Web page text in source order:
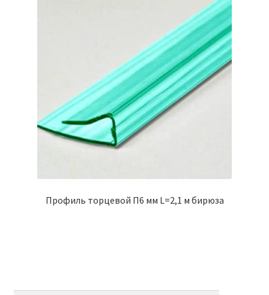
Профиль торцевой П6 мм L=2,1 м бирюза